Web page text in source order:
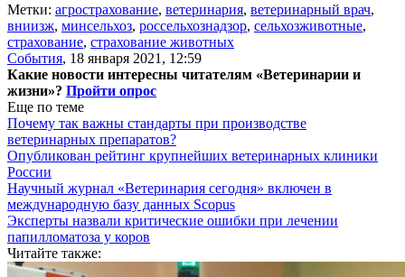
Метки: агрострахование, ветеринария, ветеринарный врач,
вниизж, минсельхоз, россельхознадзор, сельхозживотные,
страхование, страхование животных
События, 18 января 2021, 12:59
Какие новости интересны читателям «Ветеринарии и
жизни»? Пройти опрос
Еще по теме
Почему так важны стандарты при производстве
ветеринарных препаратов?
Опубликован рейтинг крупнейших ветеринарных клиники
России
Научный журнал «Ветеринария сегодня» включен в
международную базу данных Scopus
Эксперты назвали критические ошибки при лечении
папилломатоза у коров
Читайте также: